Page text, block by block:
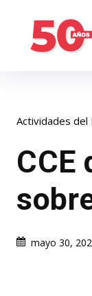
Actividades del
CCE
mayo 30,